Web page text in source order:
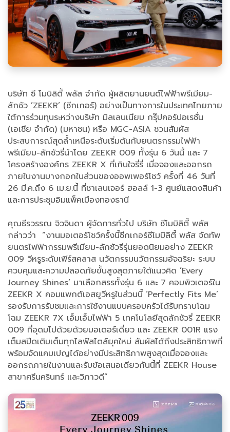
บริษัท ซี โมบิลิตี้ พลัส จำกัด ผู้ผลิตยานยนต์ไฟฟ้าพรีเมียม-
ลักชัว ’ZEEKR’ (ซีกเกอร์) อย่างเป็นทางการในประเทศไทยภาย
ใต้การร่วมทุนระหว่างบริษัท มิลเลนเนียม กรุ๊ปคอร์ปอเรชั่น
(เอเชีย จำกัด) (มหาชน) หรือ MGC-ASIA ชวนสัมผัส
ประสบการณ์สุดล้ำเหนือระดับเริ่มต้นกับยนตรกรรมไฟฟ้า
พรีเมียม-ลักชัวรี่นำโดย ZEEKR 009 ทั้งรุ่น 6 วันนี้ และ 7
โครงสร้างองค์กร ZEEKR X ที่เกินใจรี่รี่ เมื่อจองและออกรถ
ภายในงานบางกอกในส่วนของออพเพอร์โชว์ ครั้งที่ 46 วันที่
26 มี.ค.ถึง 6 เม.ย.นี้ ที่ชาเลนเจอร์ ฮอลล์ 1-3 ศูนย์แสดงสินค้า
และการประชุมอิมแพ็คเมืองทองธานี
คุณธีรวรรณ จิวจินดา ผู้จัดการทั่วไป บริษัท ซีโมบิลิตี้ พลัส
กล่าวว่า “งานมอเตอร์โชว์ครั้งนี้ซีกเกอร์ซีโมบิลิตี้ พลัส จัดทัพ
ยนตรไฟฟ้ากรรมพรีเมียม-ลักชัวรีรุ่นยอดนิยมอย่าง ZEEKR
009 วีหรูระดับเฟิร์สคลาส นวัตกรรมนวัตกรรมอัจฉริยะ ระบบ
ควบคุมและความปลอดภัยขั้นสูงสุดภายใต้แนวคิด ’Every
Journey Shines’ มาเลือกสรรทั้งรุ่น 6 และ 7 คอมพิวเตอร์ใน
ZEEKR X คอมแพกต์เอสยูวีหรูในส่วนนี้ ’Perfectly Fits Me’
รองรับการรับชมและการใช้งานแบบครอบครัวได้รับทราบโฉม
โฉม ZEEKR 7X เอ็มเอ็มไฟฟ้า 5 เทคโนโลยีสุดลักชัวรี่ ZEEKR
009 ที่อุดมไปด้วยด้วยมอเตอร์เดี่ยว และ ZEEKR 001R แรง
เต็มสปีดเติมเต็มทุกไลฟ์สไตล์ยุคใหม่ สัมผัสได้ถึงประสิทธิภาพที่
พร้อมจัดแคมเปญได้อย่างมีประสิทธิภาพสูงสุดเมื่อจองและ
ออกรถภายในงานและรับข้อเสนอเดียวกันนี้ที่ ZEEKR House
สาขาศรีนครินทร์ และวิภาวดี”